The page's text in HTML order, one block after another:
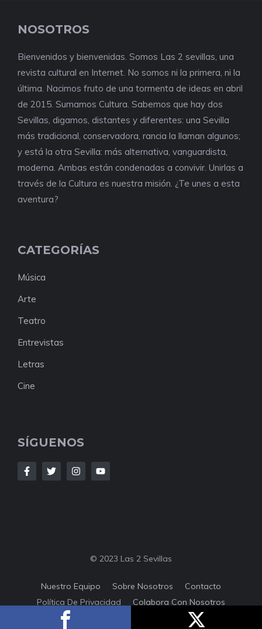
NOSOTROS
Bienvenidos y bienvenidas. Somos Las 2 sevillas, una
revista cultural en Internet. No somos ni la primera, ni la
última. Nacimos fruto de una tormenta de ideas en abril
de 2015. Sumamos Cultura. Sabemos que hay dos
Sevillas, digamos, distantes y diferentes: una Sevilla
más tradicional, conservadora, rancia la llaman algunos;
y está la otra Sevilla: más alternativa, vanguardista,
moderna. Ambas están condenadas a convivir. Unirlas a
través de la Cultura es nuestra misión. ¿Te unes a esta
aventura?
CATEGORÍAS
Música
Arte
Teatro
Entrevistas
Letras
Cine
SÍGUENOS
© 2023 Las 2 Sevillas
Nuestro Equipo Sobre Nosotros
Contacto
Política De Privacidad
Colabora Con Nosotros